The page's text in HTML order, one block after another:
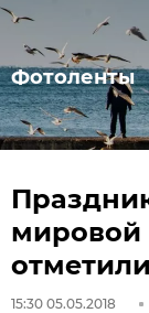
Фотоленты
мировой
15:30 05.05.2018